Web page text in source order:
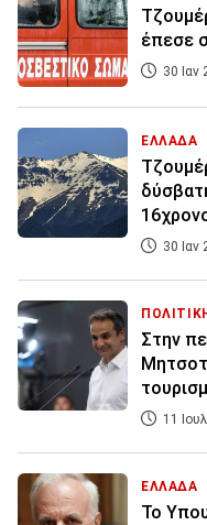
έπεσε
30 Ιαν
ΕΛΛΑΔΑ
30 Ιαν
Στην
11
ΕΛΛΑΔΑ
Το